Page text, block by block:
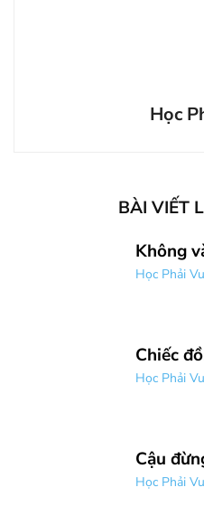
Học
BÀI VIẾT
Không
Học Phải
Chiếc
Học Phải
Cậu
Học Phải